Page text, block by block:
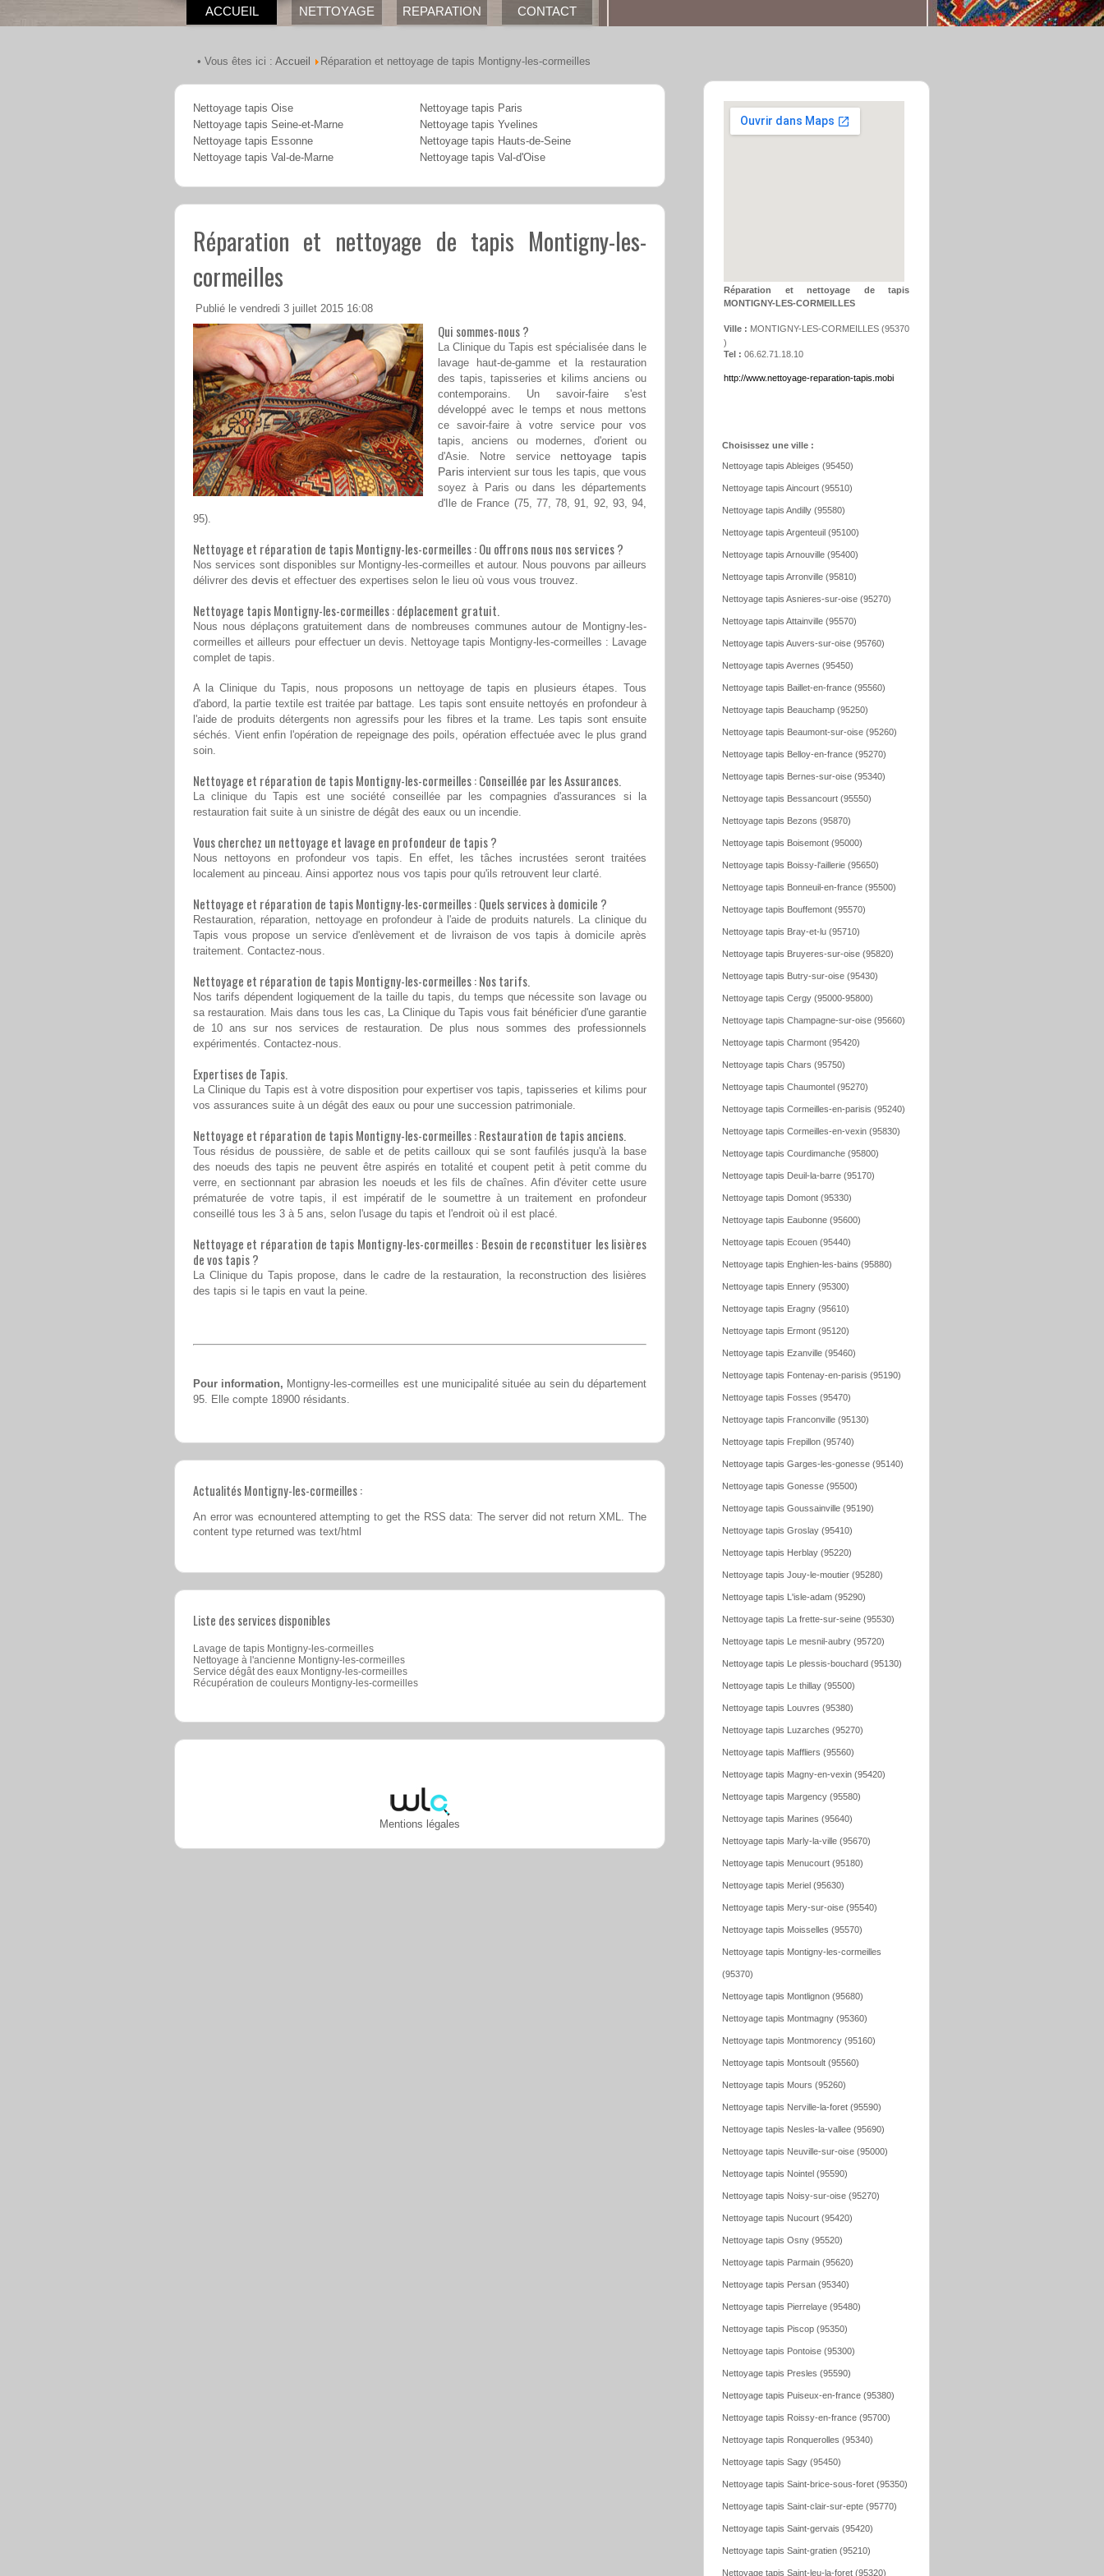
ACCUEIL NETTOYAGE REPARATION CONTACT
• Vous êtes ici : Accueil Réparation et nettoyage de tapis Montigny-les-cormeilles
Nettoyage tapis Oise
Nettoyage tapis Paris
Nettoyage tapis Seine-et-Marne
Nettoyage tapis Yvelines
Nettoyage tapis Essonne
Nettoyage tapis Hauts-de-Seine
Nettoyage tapis Val-de-Marne
Nettoyage tapis Val-d'Oise
Réparation et nettoyage de tapis Montigny-les-
cormeilles
Publié le vendredi 3 juillet 2015 16:08
Qui sommes-nous ?
La Clinique du Tapis est spécialisée dans le
lavage haut-de-gamme et la restauration
des tapis, tapisseries et kilims anciens ou
contemporains. Un savoir-faire s'est
développé avec le temps et nous mettons
ce savoir-faire à votre service pour vos
tapis, anciens ou modernes, d'orient ou
d'Asie. Notre service nettoyage tapis
Paris intervient sur tous les tapis, que vous
soyez à Paris ou dans les départements
d'Ile de France (75, 77, 78, 91, 92, 93, 94,
95).
Nettoyage et réparation de tapis Montigny-les-cormeilles : Ou offrons nous nos services ?
Nos services sont disponibles sur Montigny-les-cormeilles et autour. Nous pouvons par ailleurs
délivrer des devis et effectuer des expertises selon le lieu où vous vous trouvez.
Nettoyage tapis Montigny-les-cormeilles : déplacement gratuit.
Nous nous déplaçons gratuitement dans de nombreuses communes autour de Montigny-les-
cormeilles et ailleurs pour effectuer un devis. Nettoyage tapis Montigny-les-cormeilles : Lavage
complet de tapis.
A la Clinique du Tapis, nous proposons un nettoyage de tapis en plusieurs étapes. Tous
d'abord, la partie textile est traitée par battage. Les tapis sont ensuite nettoyés en profondeur à
l'aide de produits détergents non agressifs pour les fibres et la trame. Les tapis sont ensuite
séchés. Vient enfin l'opération de repeignage des poils, opération effectuée avec le plus grand
soin.
Nettoyage et réparation de tapis Montigny-les-cormeilles : Conseillée par les Assurances.
La clinique du Tapis est une société conseillée par les compagnies d'assurances si la
restauration fait suite à un sinistre de dégât des eaux ou un incendie.
Vous cherchez un nettoyage et lavage en profondeur de tapis ?
Nous nettoyons en profondeur vos tapis. En effet, les tâches incrustées seront traitées
localement au pinceau. Ainsi apportez nous vos tapis pour qu'ils retrouvent leur clarté.
Nettoyage et réparation de tapis Montigny-les-cormeilles : Quels services à domicile ?
Restauration, réparation, nettoyage en profondeur à l'aide de produits naturels. La clinique du
Tapis vous propose un service d'enlèvement et de livraison de vos tapis à domicile après
traitement. Contactez-nous.
Nettoyage et réparation de tapis Montigny-les-cormeilles : Nos tarifs.
Nos tarifs dépendent logiquement de la taille du tapis, du temps que nécessite son lavage ou
sa restauration. Mais dans tous les cas, La Clinique du Tapis vous fait bénéficier d'une garantie
de 10 ans sur nos services de restauration. De plus nous sommes des professionnels
expérimentés. Contactez-nous.
Expertises de Tapis.
La Clinique du Tapis est à votre disposition pour expertiser vos tapis, tapisseries et kilims pour
vos assurances suite à un dégât des eaux ou pour une succession patrimoniale.
Nettoyage et réparation de tapis Montigny-les-cormeilles : Restauration de tapis anciens.
Tous résidus de poussière, de sable et de petits cailloux qui se sont faufilés jusqu'à la base
des noeuds des tapis ne peuvent être aspirés en totalité et coupent petit à petit comme du
verre, en sectionnant par abrasion les noeuds et les fils de chaînes. Afin d'éviter cette usure
prématurée de votre tapis, il est impératif de le soumettre à un traitement en profondeur
conseillé tous les 3 à 5 ans, selon l'usage du tapis et l'endroit où il est placé.
Nettoyage et réparation de tapis Montigny-les-cormeilles : Besoin de reconstituer les lisières
de vos tapis ?
La Clinique du Tapis propose, dans le cadre de la restauration, la reconstruction des lisières
des tapis si le tapis en vaut la peine.
Pour information, Montigny-les-cormeilles est une municipalité située au sein du département
95. Elle compte 18900 résidants.
Actualités Montigny-les-cormeilles :
An error was ecnountered attempting to get the RSS data: The server did not return XML. The
content type returned was text/html
Liste des services disponibles
Lavage de tapis Montigny-les-cormeilles
Nettoyage à l'ancienne Montigny-les-cormeilles
Service dégât des eaux Montigny-les-cormeilles
Récupération de couleurs Montigny-les-cormeilles
Mentions légales
Réparation et nettoyage de tapis
MONTIGNY-LES-CORMEILLES
Ville : MONTIGNY-LES-CORMEILLES (95370
)
Tel : 06.62.71.18.10
http://www.nettoyage-reparation-tapis.mobi
Choisissez une ville :
Nettoyage tapis Ableiges (95450)
Nettoyage tapis Aincourt (95510)
Nettoyage tapis Andilly (95580)
Nettoyage tapis Argenteuil (95100)
Nettoyage tapis Arnouville (95400)
Nettoyage tapis Arronville (95810)
Nettoyage tapis Asnieres-sur-oise (95270)
Nettoyage tapis Attainville (95570)
Nettoyage tapis Auvers-sur-oise (95760)
Nettoyage tapis Avernes (95450)
Nettoyage tapis Baillet-en-france (95560)
Nettoyage tapis Beauchamp (95250)
Nettoyage tapis Beaumont-sur-oise (95260)
Nettoyage tapis Belloy-en-france (95270)
Nettoyage tapis Bernes-sur-oise (95340)
Nettoyage tapis Bessancourt (95550)
Nettoyage tapis Bezons (95870)
Nettoyage tapis Boisemont (95000)
Nettoyage tapis Boissy-l'aillerie (95650)
Nettoyage tapis Bonneuil-en-france (95500)
Nettoyage tapis Bouffemont (95570)
Nettoyage tapis Bray-et-lu (95710)
Nettoyage tapis Bruyeres-sur-oise (95820)
Nettoyage tapis Butry-sur-oise (95430)
Nettoyage tapis Cergy (95000-95800)
Nettoyage tapis Champagne-sur-oise (95660)
Nettoyage tapis Charmont (95420)
Nettoyage tapis Chars (95750)
Nettoyage tapis Chaumontel (95270)
Nettoyage tapis Cormeilles-en-parisis (95240)
Nettoyage tapis Cormeilles-en-vexin (95830)
Nettoyage tapis Courdimanche (95800)
Nettoyage tapis Deuil-la-barre (95170)
Nettoyage tapis Domont (95330)
Nettoyage tapis Eaubonne (95600)
Nettoyage tapis Ecouen (95440)
Nettoyage tapis Enghien-les-bains (95880)
Nettoyage tapis Ennery (95300)
Nettoyage tapis Eragny (95610)
Nettoyage tapis Ermont (95120)
Nettoyage tapis Ezanville (95460)
Nettoyage tapis Fontenay-en-parisis (95190)
Nettoyage tapis Fosses (95470)
Nettoyage tapis Franconville (95130)
Nettoyage tapis Frepillon (95740)
Nettoyage tapis Garges-les-gonesse (95140)
Nettoyage tapis Gonesse (95500)
Nettoyage tapis Goussainville (95190)
Nettoyage tapis Groslay (95410)
Nettoyage tapis Herblay (95220)
Nettoyage tapis Jouy-le-moutier (95280)
Nettoyage tapis L'isle-adam (95290)
Nettoyage tapis La frette-sur-seine (95530)
Nettoyage tapis Le mesnil-aubry (95720)
Nettoyage tapis Le plessis-bouchard (95130)
Nettoyage tapis Le thillay (95500)
Nettoyage tapis Louvres (95380)
Nettoyage tapis Luzarches (95270)
Nettoyage tapis Maffliers (95560)
Nettoyage tapis Magny-en-vexin (95420)
Nettoyage tapis Margency (95580)
Nettoyage tapis Marines (95640)
Nettoyage tapis Marly-la-ville (95670)
Nettoyage tapis Menucourt (95180)
Nettoyage tapis Meriel (95630)
Nettoyage tapis Mery-sur-oise (95540)
Nettoyage tapis Moisselles (95570)
Nettoyage tapis Montigny-les-cormeilles
(95370)
Nettoyage tapis Montlignon (95680)
Nettoyage tapis Montmagny (95360)
Nettoyage tapis Montmorency (95160)
Nettoyage tapis Montsoult (95560)
Nettoyage tapis Mours (95260)
Nettoyage tapis Nerville-la-foret (95590)
Nettoyage tapis Nesles-la-vallee (95690)
Nettoyage tapis Neuville-sur-oise (95000)
Nettoyage tapis Nointel (95590)
Nettoyage tapis Noisy-sur-oise (95270)
Nettoyage tapis Nucourt (95420)
Nettoyage tapis Osny (95520)
Nettoyage tapis Parmain (95620)
Nettoyage tapis Persan (95340)
Nettoyage tapis Pierrelaye (95480)
Nettoyage tapis Piscop (95350)
Nettoyage tapis Pontoise (95300)
Nettoyage tapis Presles (95590)
Nettoyage tapis Puiseux-en-france (95380)
Nettoyage tapis Roissy-en-france (95700)
Nettoyage tapis Ronquerolles (95340)
Nettoyage tapis Sagy (95450)
Nettoyage tapis Saint-brice-sous-foret (95350)
Nettoyage tapis Saint-clair-sur-epte (95770)
Nettoyage tapis Saint-gervais (95420)
Nettoyage tapis Saint-gratien (95210)
Nettoyage tapis Saint-leu-la-foret (95320)